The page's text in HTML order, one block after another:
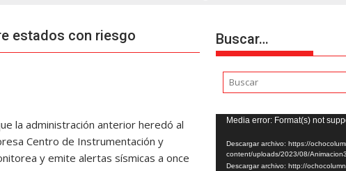
estados con riesgo
la administración anterior heredó al
Centro de Instrumentación y
y emite alertas sísmicas a once
Buscar…
Reproductor
de
vídeo
Media error: Format(s) not
Descargar archivo: https://
content/uploads/2023/08/
Descargar archivo: http://